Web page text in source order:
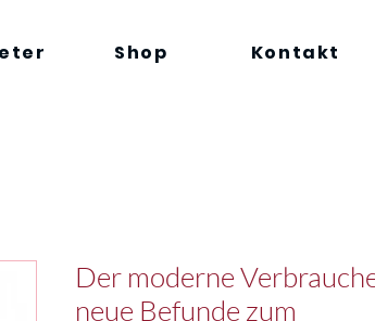
Shop Kontakt
Der moderne
neue Befunde zum